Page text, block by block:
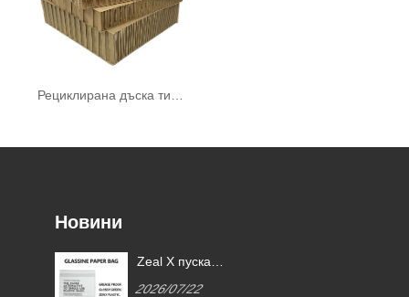
Новини
Zeal X пуска
2026/07/22